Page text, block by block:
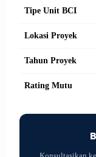
Tipe Unit BCI
Lokasi Proyek
Tahun Proyek
Rating Mutu